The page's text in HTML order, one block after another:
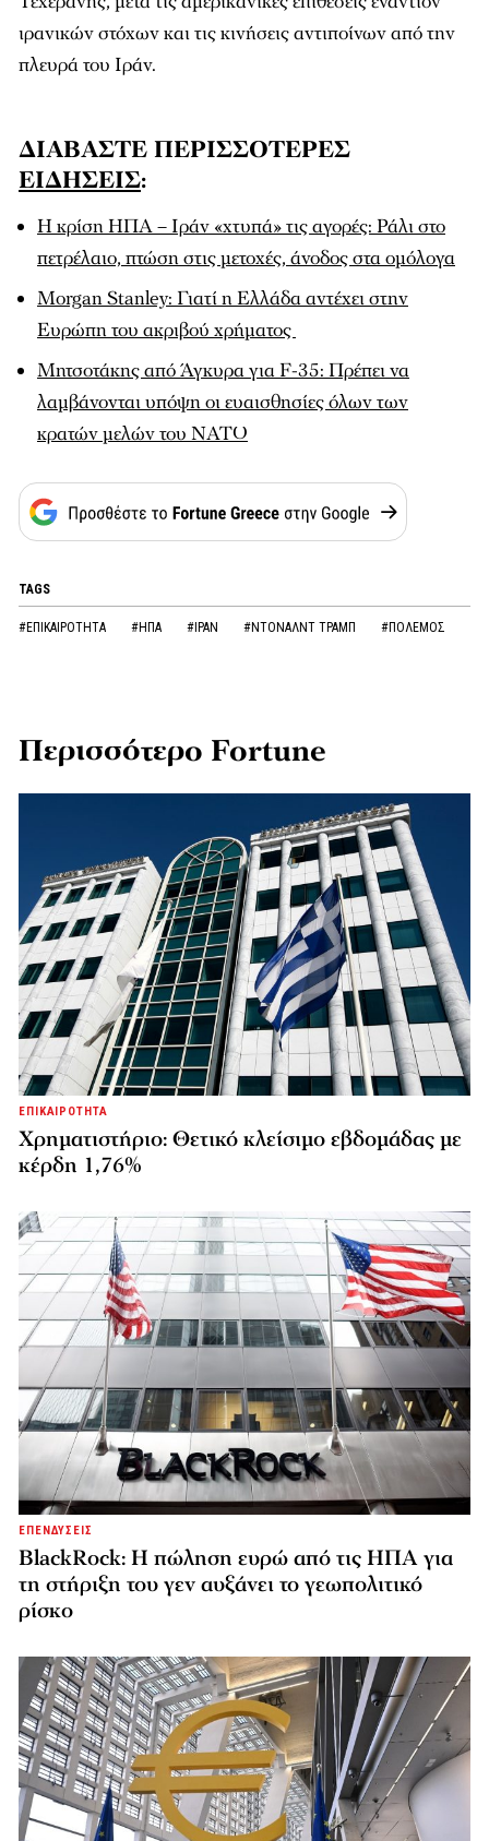
ιρανικών στόχων και τις κινήσεις αντιποίνων από την
πλευρά του Ιράν.
ΔΙΑΒΑΣΤΕ ΠΕΡΙΣΣΟΤΕΡΕΣ
ΕΙΔΗΣΕΙΣ:
Η κρίση ΗΠΑ – Ιράν «χτυπά» τις αγορές: Ράλι στο
πετρέλαιο, πτώση στις μετοχές, άνοδος στα ομόλογα
Morgan Stanley: Γιατί η Ελλάδα αντέχει στην
Ευρώπη του ακριβού χρήματος
Μητσοτάκης από Άγκυρα για F-35: Πρέπει να
λαμβάνονται υπόψη οι ευαισθησίες όλων των
κρατών μελών του ΝΑΤΟ
TAGS
#ΕΠΙΚΑΙΡΟΤΗΤΑ #ΗΠΑ #ΙΡΑΝ #ΝΤΟΝΑΛΝΤ ΤΡΑΜΠ #ΠΟΛΕΜΟΣ
Περισσότερο Fortune
ΕΠΙΚΑΙΡΟΤΗΤΑ
Χρηματιστήριο: Θετικό κλείσιμο εβδομάδας με
κέρδη 1,76%
ΕΠΕΝΔΥΣΕΙΣ
BlackRock: Η πώληση ευρώ από τις ΗΠΑ για
τη στήριξη του γεν αυξάνει το γεωπολιτικό
ρίσκο